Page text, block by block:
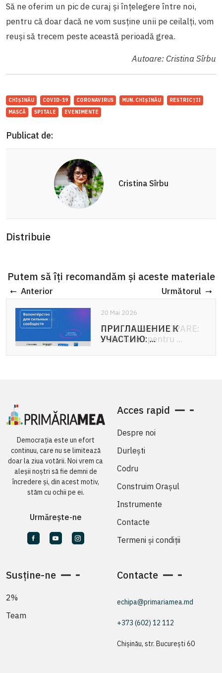
Să ne oferim un pic de curaj și înțelegere între noi,
pentru că doar dacă ne vom susține unii pe ceilalți, vom
reuși să trecem peste această perioadă grea.
Autoare: Cristina Sîrbu
CHIȘINĂU COVID-19 CORONAVIRUS MUN. CHIȘINĂU
RESTRICȚII
MASCĂ
SPITALE EVENIMENTE
Publicat de:
Cristina Sîrbu
Distribuie
Putem să îți recomandăm și aceste materiale
Anterior Următorul
20 Mai 2026
ПРИГЛАШЕНИЕ К
УЧАСТИЮ: ...
20 Mai 2026
APEL DE PARTICIPARE:
Voluntariat pentru ...
Democrația este un efort
continuu, care nu se limitează
doar la ziua votării. Noi vrem ca
aleșii noștri să fie demni de
încredere și, din acest motiv,
stăm cu ochii pe ei.
Urmărește-ne
Acces rapid
Despre noi
Durlești
Codru
Construim Orașul
Instrumente
Contacte
Termeni și condiții
Susține-ne
2%
Team
Contacte
echipa@primariamea.md
+373 (602) 12 112
Chișinău, str. București 60